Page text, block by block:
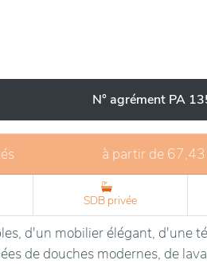
à proximité.
et bien aménagé, alliant
des services personnalisés et
espaces communs sont conçus
un personnel dévoué et des
un cadre de vie serein et
N° agrément PA
à partir de 67,43
SDB privée
d'un mobilier élégant, d'une
de douches modernes, de